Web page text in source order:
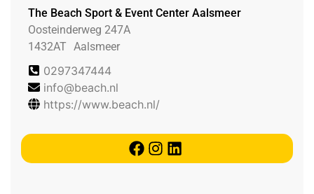
The Beach Sport & Event Center Aalsmeer
Oosteinderweg 247A
1432AT Aalsmeer
0297347444
info@beach.nl
https://www.beach.nl/